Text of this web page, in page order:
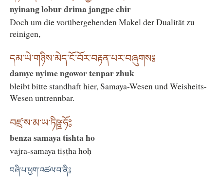
nyinang lobur drima jangpe chir
Doch um die vorübergehenden Makel der Dualität zu
reinigen,
དམ་ཡེ་གཉིས་མེད་ངོ་བོར་བརྟན་པར་བཞུགས༔
damye nyime ngowor tenpar zhuk
bleibt bitte standhaft hier, Samaya-Wesen und Weisheits-
Wesen untrennbar.
བཛྲ་ས་མ་ཡ་ཏིཥྛ་ཧོ༔
benza samaya tishta ho
vajra-samaya tiṣṭha hoḥ
བཞི་པ་ཕྱག་འཚལ་བ་ནི༔